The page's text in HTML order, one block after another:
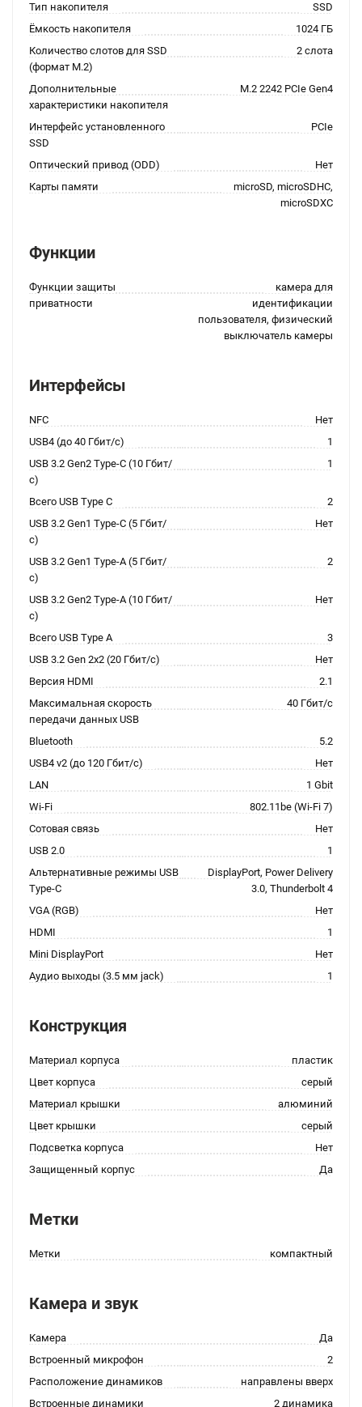
Тип накопителя
SSD
Ёмкость накопителя
1024 ГБ
Количество слотов для SSD
(формат M.2)
2 слота
Дополнительные
характеристики накопителя
M.2 2242 PCIe Gen4
Интерфейс установленного
SSD
PCIe
Оптический привод (ODD)
Нет
Карты памяти
microSD, microSDHC,
microSDXC
Функции
Функции защиты
приватности
камера для
идентификации
пользователя, физический
выключатель камеры
Интерфейсы
NFC
Нет
USB4 (до 40 Гбит/с)
1
USB 3.2 Gen2 Type-C (10 Гбит/
с)
1
Всего USB Type C
2
USB 3.2 Gen1 Type-C (5 Гбит/
с)
Нет
USB 3.2 Gen1 Type-A (5 Гбит/
с)
2
USB 3.2 Gen2 Type-A (10 Гбит/
с)
Нет
Всего USB Type A
3
USB 3.2 Gen 2x2 (20 Гбит/с)
Нет
Версия HDMI
2.1
Максимальная скорость
передачи данных USB
40 Гбит/с
Bluetooth
5.2
USB4 v2 (до 120 Гбит/с)
Нет
LAN
1 Gbit
Wi-Fi
802.11be (Wi-Fi 7)
Сотовая связь
Нет
USB 2.0
1
Альтернативные режимы USB
Type-C
DisplayPort, Power Delivery
3.0, Thunderbolt 4
VGA (RGB)
Нет
HDMI
1
Mini DisplayPort
Нет
Аудио выходы (3.5 мм jack)
1
Конструкция
Материал корпуса
пластик
Цвет корпуса
серый
Материал крышки
алюминий
Цвет крышки
серый
Подсветка корпуса
Нет
Защищенный корпус
Да
Метки
Метки компактный
Камера и звук
Камера
Да
Встроенный микрофон
2
Расположение динамиков
направлены вверх
Встроенные динамики
2 динамика